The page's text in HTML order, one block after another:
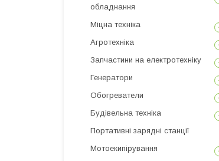
обладнання
Міцна техніка
Агротехніка
Запчастини на електротехніку
Генератори
Обогреватели
Будівельна техніка
Портативні зарядні станції
Мотоекипірування